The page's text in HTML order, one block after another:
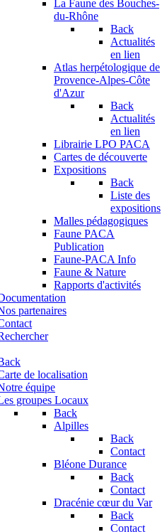
La Faune des Bouches-
du-Rhône
Back
Actualités
en lien
Atlas herpétologique de
Provence-Alpes-Côte
d'Azur
Back
Actualités
en lien
Librairie LPO PACA
Cartes de découverte
Expositions
Back
Liste des
expositions
Malles pédagogiques
Faune PACA
Publication
Faune-PACA Info
Faune & Nature
Rapports d'activités
partenaires
de localisation
équipe
groupes Locaux
Back
Alpilles
Back
Contact
Bléone Durance
Back
Contact
Dracénie cœur du Var
Back
Contact